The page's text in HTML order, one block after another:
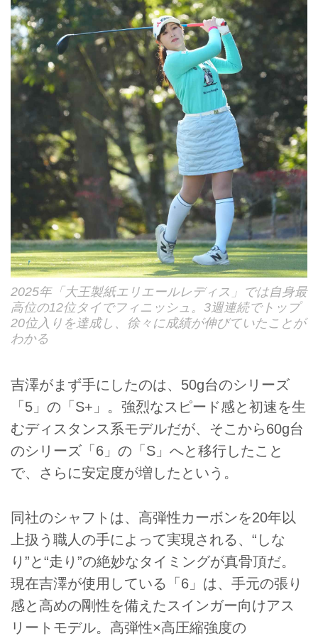
2025年「大王製紙エリエールレディス」では自身最
高位の12位タイでフィニッシュ。3週連続でトップ
20位入りを達成し、徐々に成績が伸びていたことが
わかる
吉澤がまず手にしたのは、50g台のシリーズ
「5」の「S+」。強烈なスピード感と初速を生
むディスタンス系モデルだが、そこから60g台
のシリーズ「6」の「S」へと移行したこと
で、さらに安定度が増したという。
同社のシャフトは、高弾性カーボンを20年以
上扱う職人の手によって実現される、“しな
り”と“走り”の絶妙なタイミングが真骨頂だ。
現在吉澤が使用している「6」は、手元の張り
感と高めの剛性を備えたスインガー向けアス
リートモデル。高弾性×高圧縮強度の